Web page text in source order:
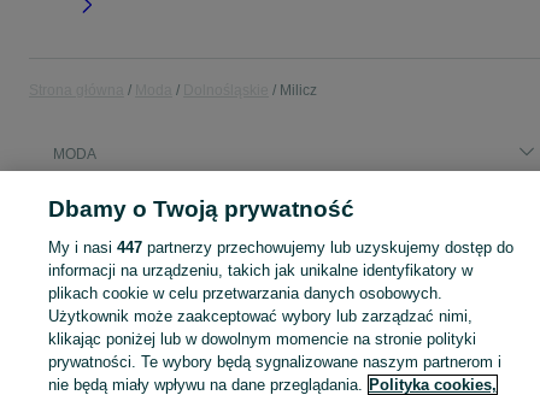
Milicz
MODA
KATEGORIA
Moda Milicz ▶️ Odzież, obuwie, torebki, akcesoria i biżuteria ✅ Nowe i używane w atrakcyjnych cenach ✌ Znajdź najlepsze ogłoszenia na OLX.pl! Zobacz
Mapa kategorii
Mapa miejscowości
Dbamy o Twoją prywatność
My i nasi 447partnerzy przechowujemy lub uzyskujemy dostęp do
informacji na urządzeniu, takich jak unikalne identyfikatory w
plikach cookie w celu przetwarzania danych osobowych.
Użytkownik może zaakceptować wybory lub zarządzać nimi,
klikając poniżej lub w dowolnym momencie na stronie polityki
prywatności. Te wybory będą sygnalizowane naszym partnerom i
nie będą miały wpływu na dane przeglądania. Polityka cookies,